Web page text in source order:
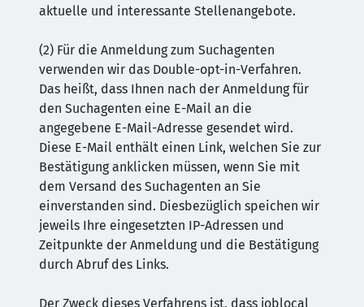
aktuelle und interessante Stellenangebote.
(2) Für die Anmeldung zum Suchagenten
verwenden wir das Double-opt-in-Verfahren.
Das heißt, dass Ihnen nach der Anmeldung für
den Suchagenten eine E-Mail an die
angegebene E-Mail-Adresse gesendet wird.
Diese E-Mail enthält einen Link, welchen Sie zur
Bestätigung anklicken müssen, wenn Sie mit
dem Versand des Suchagenten an Sie
einverstanden sind. Diesbezüglich speichen wir
jeweils Ihre eingesetzten IP-Adressen und
Zeitpunkte der Anmeldung und die Bestätigung
durch Abruf des Links.
Der Zweck dieses Verfahrens ist, dass joblocal